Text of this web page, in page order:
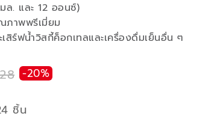
-20%
ชิ้น
ล. และ 12 ออนซ์)
ภาพพรีเมี่ยม
เสิร์ฟน้ำวิสกี้ค็อกเทลและเครื่องดื่มเย็นอื่น ๆ